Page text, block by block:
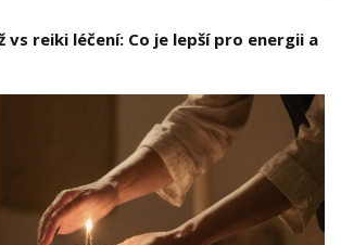
vs reiki léčení: Co je lepší pro energii a